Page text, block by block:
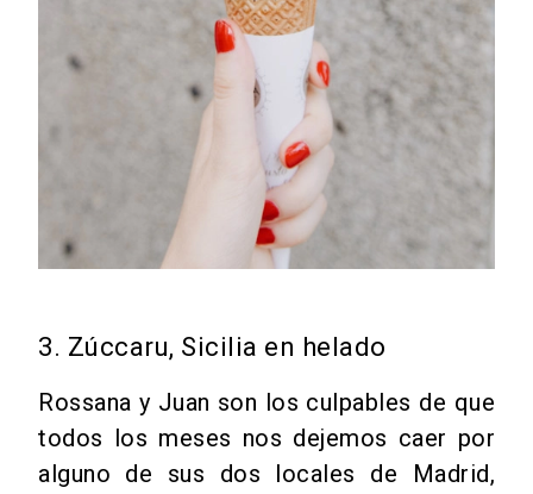
3. Zúccaru, Sicilia en helado
Rossana y Juan son los culpables de que
todos los meses nos dejemos caer por
alguno de sus dos locales de Madrid,